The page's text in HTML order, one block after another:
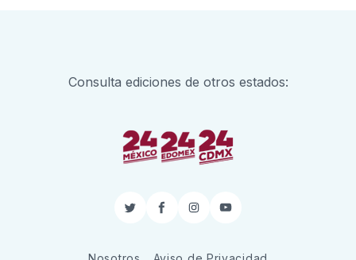
Consulta ediciones de otros estados:
TwitterFacebook
InstagramYouTube